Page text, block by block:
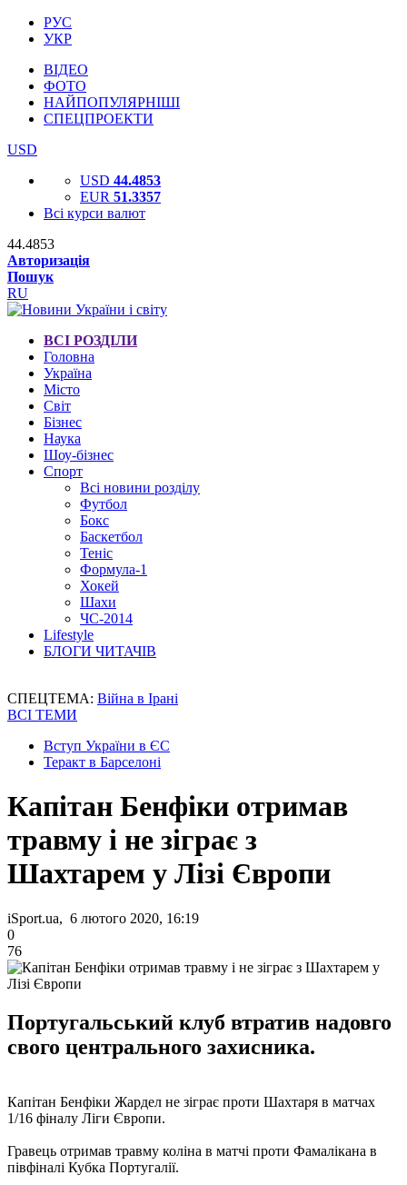
РУС
УКР
ВІДЕО
ФОТО
НАЙПОПУЛЯРНІШІ
СПЕЦПРОЕКТИ
USD
USD 44.4853
EUR 51.3357
Всі курси валют
44.4853
Авторизація
Пошук
RU
ВСІ РОЗДІЛИ
Головна
Україна
Місто
Світ
Бізнес
Наука
Шоу-бізнес
Спорт
Всі новини розділу
Футбол
Бокс
Баскетбол
Теніс
Формула-1
Хокей
Шахи
ЧС-2014
Lifestyle
БЛОГИ ЧИТАЧІВ
СПЕЦТЕМА: Війна в Ірані
ВСІ ТЕМИ
Вступ України в ЄС
Теракт в Барселоні
Капітан Бенфіки отримав
травму і не зіграє з
Шахтарем у Лізі Європи
iSport.ua, 6 лютого 2020, 16:19
0
76
Португальський клуб втратив надовго
свого центрального захисника.
Капітан Бенфіки Жардел не зіграє проти Шахтаря в матчах
1/16 фіналу Ліги Європи.
Гравець отримав травму коліна в матчі проти Фамалікана в
півфіналі Кубка Португалії.